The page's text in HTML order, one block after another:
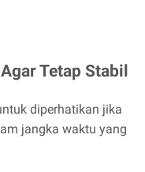
Tetap Stabil
diperhatikan jika
jangka waktu yang